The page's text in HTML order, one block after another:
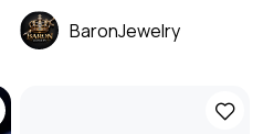
BaronJewelry